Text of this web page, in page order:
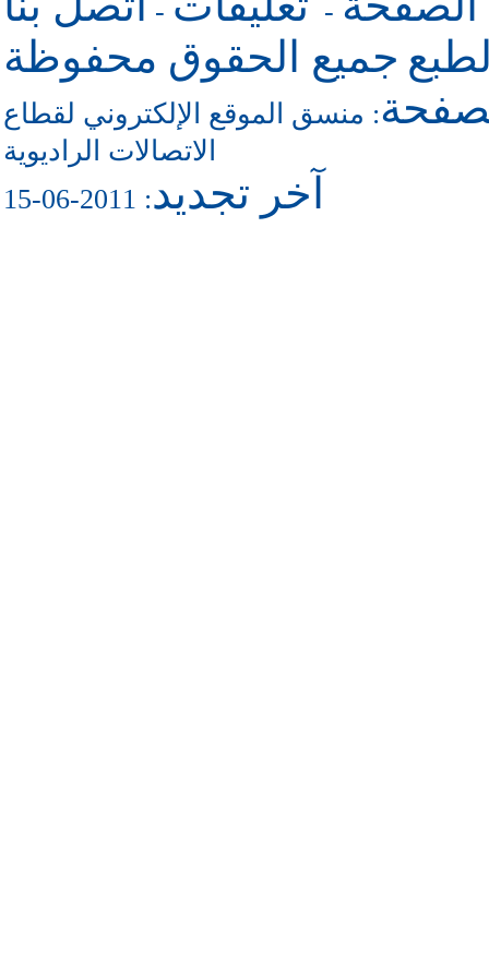
-
-
جميع الحقوق محفوظة
: منسق الموقع الإلكتروني لقطاع
الاتصالات الراديوية
آخر تجديد: 2011-06-15